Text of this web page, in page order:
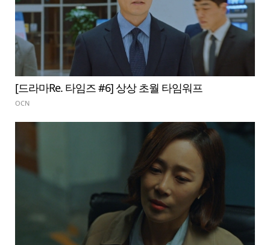
[드라마Re. 타임즈 #6] 상상 초월 타임워프
OCN